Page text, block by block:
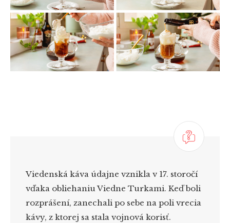
Viedenská káva údajne vznikla v 17. storočí
vďaka obliehaniu Viedne Turkami. Keď boli
rozprášení, zanechali po sebe na poli vrecia
kávy, z ktorej sa stala vojnová korisť.